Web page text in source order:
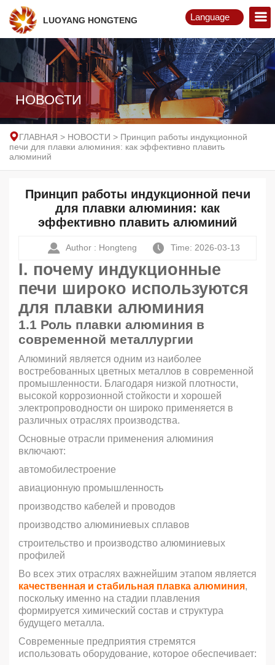
Language
Русский
LUOYANG HONGTENG
НОВОСТИ
ГЛАВНАЯ > НОВОСТИ > Принцип работы индукционной
печи для плавки алюминия: как эффективно плавить
алюминий
Принцип работы индукционной печи
для плавки алюминия: как
эффективно плавить алюминий
Author : Hongteng Time: 2026-03-13
I. почему индукционные
печи широко используются
для плавки алюминия
1.1 Роль плавки алюминия в
современной металлургии
Алюминий является одним из наиболее
востребованных цветных металлов в современной
промышленности. Благодаря низкой плотности,
высокой коррозионной стойкости и хорошей
электропроводности он широко применяется в
различных отраслях производства.
Основные отрасли применения алюминия
включают:
автомобилестроение
авиационную промышленность
производство кабелей и проводов
производство алюминиевых сплавов
строительство и производство алюминиевых
профилей
Во всех этих отраслях важнейшим этапом является
качественная и стабильная плавка алюминия,
поскольку именно на стадии плавления
формируется химический состав и структура
будущего металла.
Современные предприятия стремятся
использовать оборудование, которое обеспечивает: